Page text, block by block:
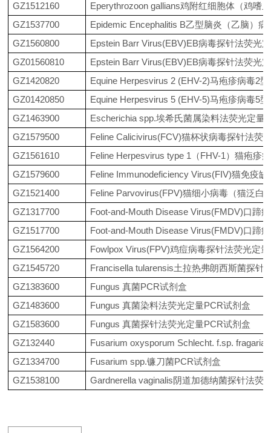
GZ1512160
Eperythrozoon gallians鸡附红细胞体（鸡嗜
GZ1537700
Epidemic Encephalitis B乙型脑炎（乙脑）
GZ1560800
Epstein Barr Virus(EBV)EB病毒探针法荧光
GZ01560810
Epstein Barr Virus(EBV)EB病毒探针法荧光
GZ1420820
Equine Herpesvirus 2 (EHV-2)马疱疹病毒2
GZ01420850
Equine Herpesvirus 5 (EHV-5)马疱疹病毒5
GZ1463900
Escherichia spp.埃希氏菌属染料法荧光定量
GZ1579500
Feline Calicivirus(FCV)猫杯状病毒探针法荧
GZ1561610
Feline Herpesvirus type 1（FHV-1）猫疱疹
GZ1579600
Feline Immunodeficiency Virus(FIV)猫免疫
GZ1521400
Feline Parvovirus(FPV)猫细小病毒（猫泛
GZ1317700
Foot-and-Mouth Disease Virus(FMDV)口蹄
GZ1517700
Foot-and-Mouth Disease Virus(FMDV)口蹄
GZ1564200
Fowlpox Virus(FPV)鸡痘病毒探针法荧光定
GZ1545720
Francisella tularensis土拉热弗朗西斯菌探针
GZ1383600
Fungus 真菌PCR试剂盒
GZ1483600
Fungus 真菌染料法荧光定量PCR试剂盒
GZ1583600
Fungus 真菌探针法荧光定量PCR试剂盒
GZ132440
Fusarium oxysporum Schlecht. f.sp.
GZ1334700
Fusarium spp.镰刀菌PCR试剂盒
GZ1538100
Gardnerella vaginalis阴道加德纳菌探针法荧